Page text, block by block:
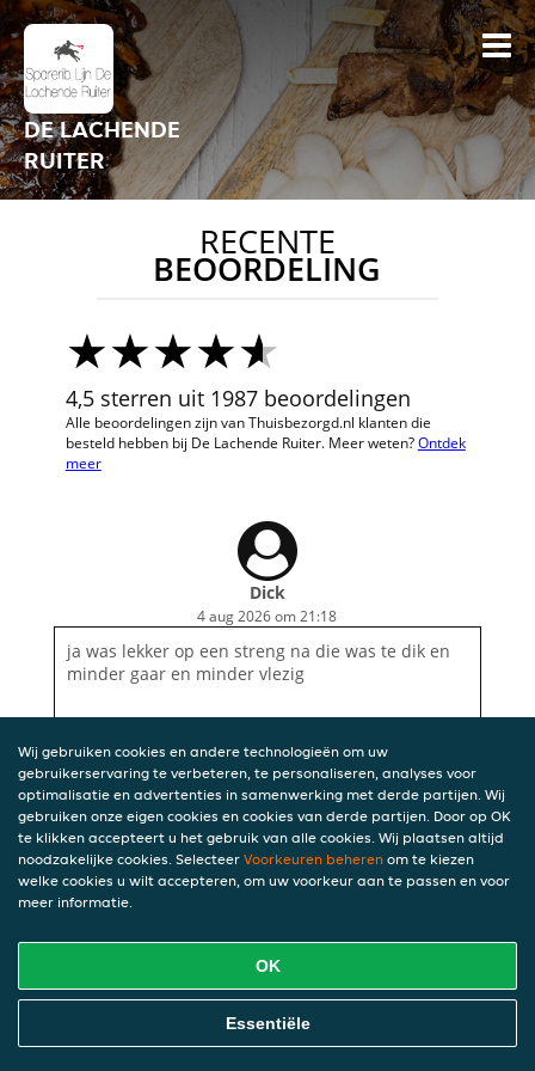
DE LACHENDE
RUITER
RECENTE
BEOORDELING
4,5 sterren uit 1987 beoordelingen
Alle beoordelingen zijn van Thuisbezorgd.nl klanten die
besteld hebben bij De Lachende Ruiter. Meer weten?Ontdek
meer
Dick
4 aug 2026 om 21:18
ja was lekker op een streng na die was te dik en
minder gaar en minder vlezig
Wij gebruiken cookies en andere technologieën om uw
gebruikerservaring te verbeteren, te personaliseren, analyses voor
optimalisatie en advertenties in samenwerking met derde partijen. Wij
gebruiken onze eigen cookies en cookies van derde partijen. Door op OK
te klikken accepteert u het gebruik van alle cookies. Wij plaatsen altijd
noodzakelijke cookies. Selecteer Voorkeuren beheren om te kiezen
welke cookies u wilt accepteren, om uw voorkeur aan te passen en voor
meer informatie.
OK
Essentiële